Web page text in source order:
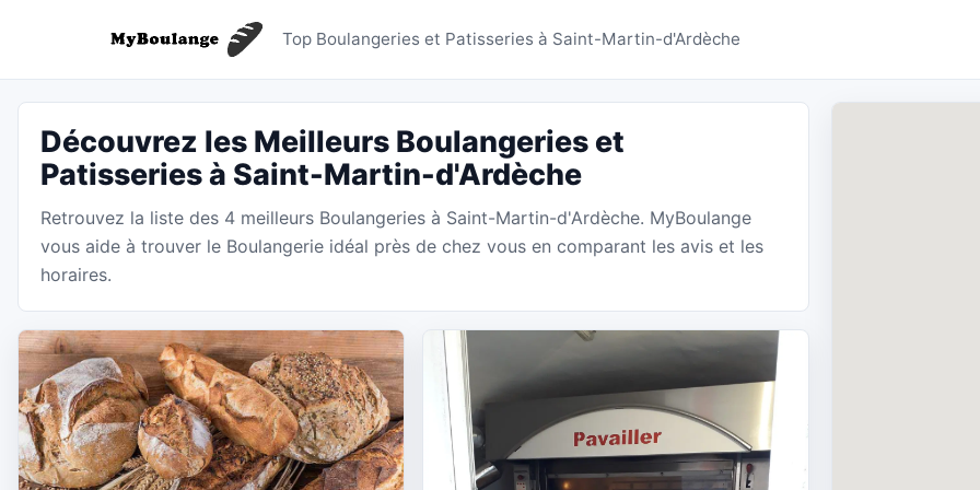
Boulangeries Saint-Martin-
Top Boulangeries et Patisseries à Saint-Martin-d'Ardèche
Découvrez les Meilleurs Boulangeries et
Patisseries à Saint-Martin-d'Ardèche
Retrouvez la liste des 4 meilleurs Boulangeries à Saint-Martin-d'Ardèche. MyBoulange
vous aide à trouver le Boulangerie idéal près de chez vous en comparant les avis et les
horaires.